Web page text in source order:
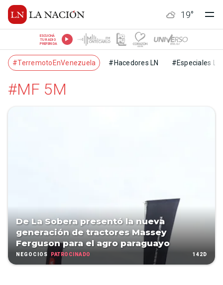
19°
ESCUCHÁ
TU RADIO
PREFERIDA
#TerremotoEnVenezuela #Hacedores LN #Especiales LN
#MF 5M
De La Sobera presentó la nueva
generación de tractores Massey
Ferguson para el agro paraguayo
NEGOCIOS PATROCINADO 142D